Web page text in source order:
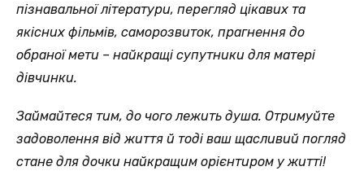
пізнавальної літератури, перегляд цікавих та
якісних фільмів, саморозвиток, прагнення до
обраної мети – найкращі супутники для матері
дівчинки.
Займайтеся тим, до чого лежить душа. Отримуйте
задоволення від життя й тоді ваш щасливий погляд
стане для дочки найкращим орієнтиром у житті!